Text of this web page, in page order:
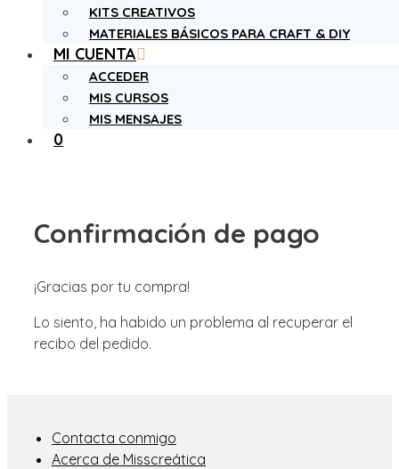
KITS CREATIVOS
MATERIALES BÁSICOS PARA CRAFT & DIY
MI CUENTA
ACCEDER
MIS CURSOS
MIS MENSAJES
0
Confirmación de pago
¡Gracias por tu compra!
Lo siento, ha habido un problema al recuperar el
recibo del pedido.
Contacta conmigo
Acerca de Misscreática